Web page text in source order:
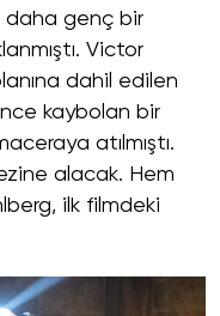
daha genç bir
Victor
dahil edilen
kaybolan bir
atılmıştı.
alacak. Hem
ilk filmdeki